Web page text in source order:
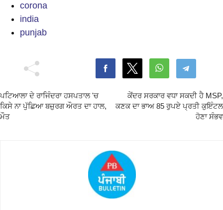
corona
india
punjab
ਪਟਿਆਲਾ ਦੇ ਰਾਜਿੰਦਰਾ ਹਸਪਤਾਲ 'ਚ
ਕਿਸੇ ਨਾ ਪੁੱਛਿਆ ਬਜ਼ੁਰਗ ਔਰਤ ਦਾ ਹਾਲ,
ਮੌਤ
ਕੇਂਦਰ ਸਰਕਾਰ ਵਧਾ ਸਕਦੀ ਹੈ MSP,
ਕਣਕ ਦਾ ਭਾਅ 85 ਰੁਪਏ ਪ੍ਰਤੀ ਕੁਇੰਟਲ
ਹੋਣਾ ਸੰਭਵ